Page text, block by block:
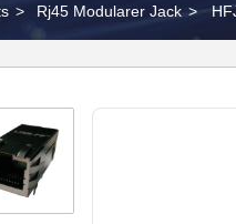
> Rj45 Modularer Jack >